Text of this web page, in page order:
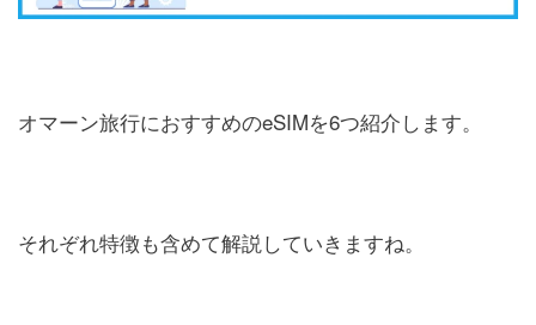
オマーン旅行におすすめのeSIMを6つ紹介します。
それぞれ特徴も含めて解説していきますね。